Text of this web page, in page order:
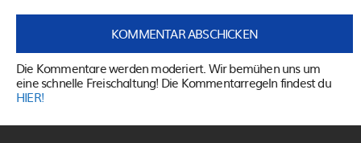
Die Kommentare werden moderiert. Wir bemühen uns um
eine schnelle Freischaltung! Die Kommentarregeln findest du
HIER!